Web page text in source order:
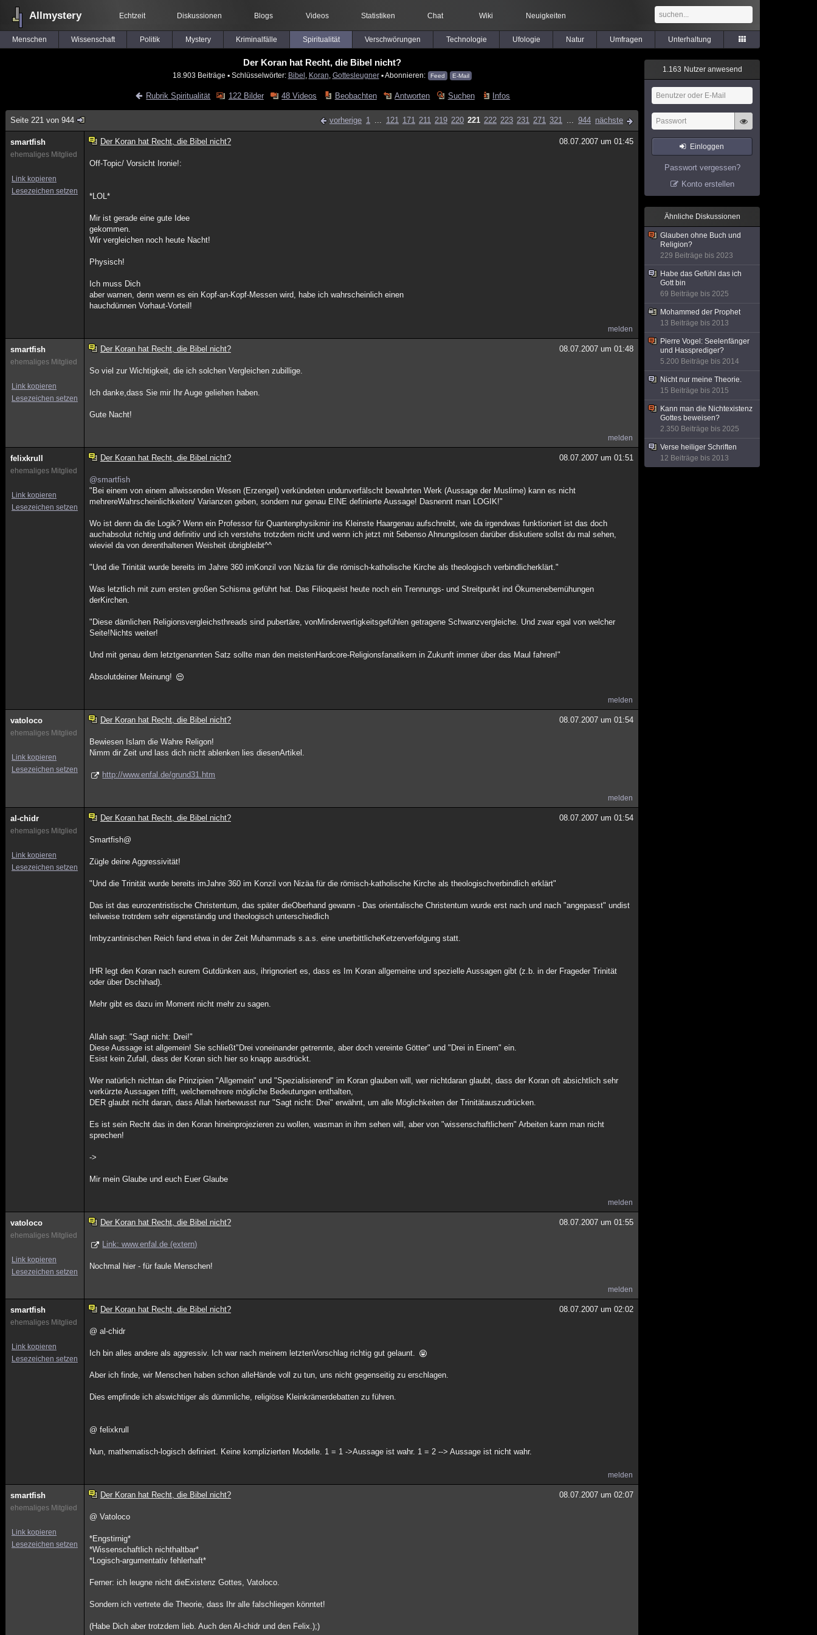
Allmystery Echtzeit Diskussionen Blogs Videos Statistiken Chat Wiki Neuigkeiten
Menschen Wissenschaft Politik Mystery Kriminalfälle Spiritualität Verschwörungen Technologie Ufologie Natur Umfragen Unterhaltung
Der Koran hat Recht, die Bibel nicht?
18.903 Beiträge ▪ Schlüsselwörter: Bibel Koran Gottesleugner▪ Abonnieren: Feed E-Mail
Rubrik Spiritualität 122 Bilder 48 Videos Beobachten Antworten Suchen Infos
Seite 221 von 944 vorherige 1 ... 121 171 211 219 220 221 222 223 231 271 321 ... 944 nächste
smartfish
ehemaliges Mitglied
Link kopieren
Lesezeichen setzen
Der Koran hat Recht, die Bibel nicht? 08.07.2007 um 01:45
Off-Topic/ Vorsicht Ironie!:
*LOL*
Mir ist gerade eine gute Idee
gekommen.
Wir vergleichen noch heute Nacht!
Physisch!
Ich muss Dich
aber warnen, denn wenn es ein Kopf-an-Kopf-Messen wird, habe ich wahrscheinlich einen
hauchdünnen Vorhaut-Vorteil!
melden
smartfish
ehemaliges Mitglied
Link kopieren
Lesezeichen setzen
Der Koran hat Recht, die Bibel nicht? 08.07.2007 um 01:48
So viel zur Wichtigkeit, die ich solchen Vergleichen zubillige.
Ich danke,dass Sie mir Ihr Auge geliehen haben.
Gute Nacht!
melden
felixkrull
ehemaliges Mitglied
Link kopieren
Lesezeichen setzen
Der Koran hat Recht, die Bibel nicht? 08.07.2007 um 01:51
@smartfish
"Bei einem von einem allwissenden Wesen (Erzengel) verkündeten undunverfälscht bewahrten Werk (Aussage der Muslime) kann es nicht
mehrereWahrscheinlichkeiten/ Varianzen geben, sondern nur genau EINE definierte Aussage! Dasnennt man LOGIK!"
Wo ist denn da die Logik? Wenn ein Professor für Quantenphysikmir ins Kleinste Haargenau aufschreibt, wie da irgendwas funktioniert ist das doch
auchabsolut richtig und definitiv und ich verstehs trotzdem nicht und wenn ich jetzt mit 5ebenso Ahnungslosen darüber diskutiere sollst du mal sehen,
wieviel da von derenthaltenen Weisheit übrigbleibt^^
"Und die Trinität wurde bereits im Jahre 360 imKonzil von Nizäa für die römisch-katholische Kirche als theologisch verbindlicherklärt."
Was letztlich mit zum ersten großen Schisma geführt hat. Das Filioqueist heute noch ein Trennungs- und Streitpunkt ind Ökumenebemühungen
derKirchen.
"Diese dämlichen Religionsvergleichsthreads sind pubertäre, vonMinderwertigkeitsgefühlen getragene Schwanzvergleiche. Und zwar egal von welcher
Seite!Nichts weiter!
Und mit genau dem letztgenannten Satz sollte man den meistenHardcore-Religionsfanatikern in Zukunft immer über das Maul fahren!"
Absolutdeiner Meinung!
melden
vatoloco
ehemaliges Mitglied
Link kopieren
Lesezeichen setzen
Der Koran hat Recht, die Bibel nicht? 08.07.2007 um 01:54
Bewiesen Islam die Wahre Religon!
Nimm dir Zeit und lass dich nicht ablenken lies diesenArtikel.
http://www.enfal.de/grund31.htm
melden
al-chidr
ehemaliges Mitglied
Link kopieren
Lesezeichen setzen
Der Koran hat Recht, die Bibel nicht? 08.07.2007 um 01:54
Smartfish@
Zügle deine Aggressivität!
"Und die Trinität wurde bereits imJahre 360 im Konzil von Nizäa für die römisch-katholische Kirche als theologischverbindlich erklärt"
Das ist das eurozentristische Christentum, das später dieOberhand gewann - Das orientalische Christentum wurde erst nach und nach "angepasst" undist
teilweise trotrdem sehr eigenständig und theologisch unterschiedlich
Imbyzantinischen Reich fand etwa in der Zeit Muhammads s.a.s. eine unerbittlicheKetzerverfolgung statt.
IHR legt den Koran nach eurem Gutdünken aus, ihrignoriert es, dass es Im Koran allgemeine und spezielle Aussagen gibt (z.b. in der Frageder Trinität
oder über Dschihad).
Mehr gibt es dazu im Moment nicht mehr zu sagen.
Allah sagt: "Sagt nicht: Drei!"
Diese Aussage ist allgemein! Sie schließt"Drei voneinander getrennte, aber doch vereinte Götter" und "Drei in Einem" ein.
Esist kein Zufall, dass der Koran sich hier so knapp ausdrückt.
Wer natürlich nichtan die Prinzipien "Allgemein" und "Spezialisierend" im Koran glauben will, wer nichtdaran glaubt, dass der Koran oft absichtlich sehr
verkürzte Aussagen trifft, welchemehrere mögliche Bedeutungen enthalten,
DER glaubt nicht daran, dass Allah hierbewusst nur "Sagt nicht: Drei" erwähnt, um alle Möglichkeiten der Trinitätauszudrücken.
Es ist sein Recht das in den Koran hineinprojezieren zu wollen, wasman in ihm sehen will, aber von "wissenschaftlichem" Arbeiten kann man nicht
sprechen!
->
Mir mein Glaube und euch Euer Glaube
melden
vatoloco
ehemaliges Mitglied
Link kopieren
Lesezeichen setzen
Der Koran hat Recht, die Bibel nicht? 08.07.2007 um 01:55
Link: www.enfal.de (extern)
Nochmal hier - für faule Menschen!
melden
smartfish
ehemaliges Mitglied
Link kopieren
Lesezeichen setzen
Der Koran hat Recht, die Bibel nicht? 08.07.2007 um 02:02
@ al-chidr
Ich bin alles andere als aggressiv. Ich war nach meinem letztenVorschlag richtig gut gelaunt.
Aber ich finde, wir Menschen haben schon alleHände voll zu tun, uns nicht gegenseitig zu erschlagen.
Dies empfinde ich alswichtiger als dümmliche, religiöse Kleinkrämerdebatten zu führen.
@ felixkrull
Nun, mathematisch-logisch definiert. Keine komplizierten Modelle. 1 = 1 ->Aussage ist wahr. 1 = 2 --> Aussage ist nicht wahr.
melden
smartfish
ehemaliges Mitglied
Link kopieren
Lesezeichen setzen
Der Koran hat Recht, die Bibel nicht? 08.07.2007 um 02:07
@ Vatoloco
*Engstirnig*
*Wissenschaftlich nichthaltbar*
*Logisch-argumentativ fehlerhaft*
Ferner: ich leugne nicht dieExistenz Gottes, Vatoloco.
Sondern ich vertrete die Theorie, dass Ihr alle falschliegen könntet!
(Habe Dich aber trotzdem lieb. Auch den Al-chidr und den Felix.);)
1.163 Nutzer anwesend
Einloggen
Passwort vergessen?
Konto erstellen
Ähnliche Diskussionen
Glauben ohne Buch und
Religion?
229 Beiträge bis 2023
Habe das Gefühl das ich
Gott bin
69 Beiträge bis 2025
Mohammed der Prophet
13 Beiträge bis 2013
Pierre Vogel: Seelenfänger
und Hassprediger?
5.200 Beiträge bis 2014
Nicht nur meine Theorie.
15 Beiträge bis 2015
Kann man die Nichtexistenz
Gottes beweisen?
2.350 Beiträge bis 2025
Verse heiliger Schriften
12 Beiträge bis 2013